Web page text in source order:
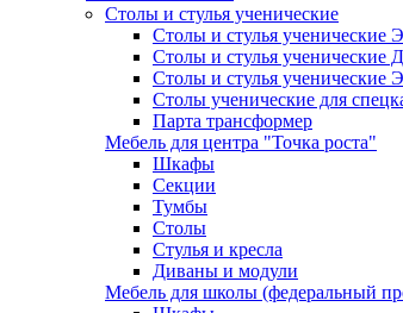
Столы и стулья ученические
Столы и стулья ученические
Столы и стулья ученические
Столы и стулья ученические
Столы ученические для
Парта трансформер
Мебель для центра "Точка роста"
Шкафы
Секции
Тумбы
Столы
Стулья и кресла
Диваны и модули
Мебель для школы (федеральный